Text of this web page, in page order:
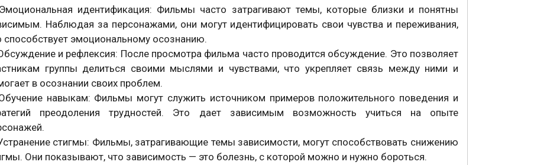
идентификация: Фильмы часто затрагивают темы, которые близки и понятны
Наблюдая за персонажами, они могут идентифицировать свои чувства и переживания,
способствует эмоциональному осознанию.
и рефлексия: После просмотра фильма часто проводится обсуждение. Это позволяет
группы делиться своими мыслями и чувствами, что укрепляет связь между ними и
в осознании своих проблем.
навыкам: Фильмы могут служить источником примеров положительного поведения и
преодоления трудностей. Это дает зависимым возможность учиться на опыте
стигмы: Фильмы, затрагивающие темы зависимости, могут способствовать снижению
Они показывают, что зависимость — это болезнь, с которой можно и нужно бороться.